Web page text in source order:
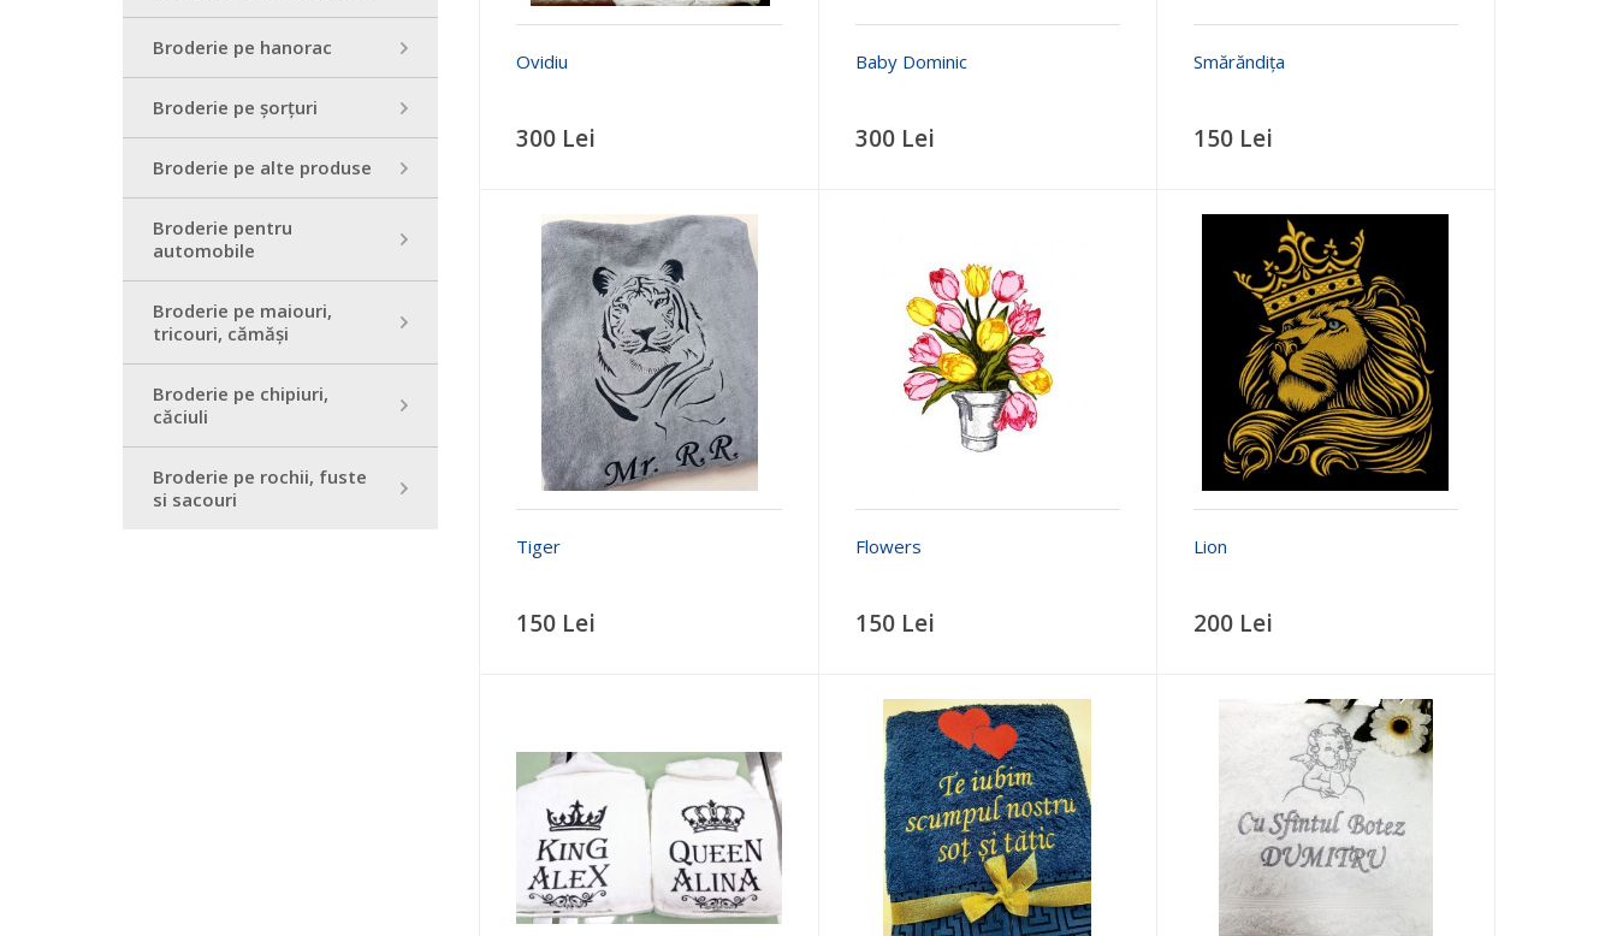
Broderie pe hanorac
Broderie pe șorțuri
Broderie pe alte produse
Broderie pentru
automobile
Broderie pe maiouri,
tricouri, cămăși
Broderie pe chipiuri,
căciuli
Broderie pe rochii, fuste
si sacouri
Ovidiu
300 Lei
Baby Dominic
300 Lei
Smărăndița
150 Lei
Tiger
150 Lei
Flowers
150 Lei
Lion
200 Lei